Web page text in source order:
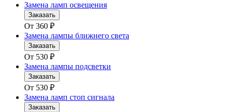
Замена ламп освещения
Заказать
От 360 ₽
Замена лампы ближнего света
Заказать
От 530 ₽
Замена лампы подсветки
Заказать
От 530 ₽
Замена ламп стоп сигнала
Заказать